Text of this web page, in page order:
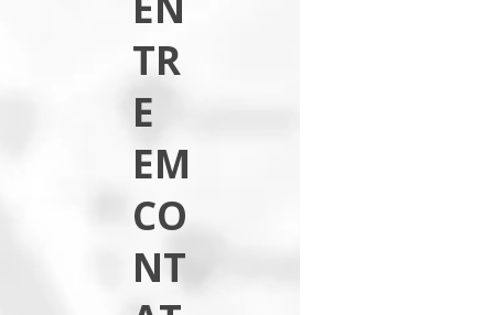
TR
E
EM
CO
NT